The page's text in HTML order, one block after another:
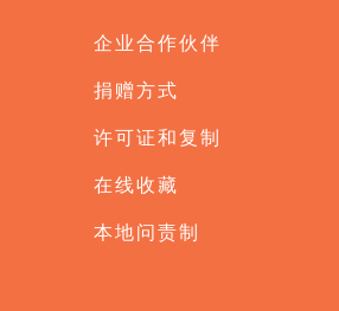
企业合作伙伴
捐赠方式
许可证和复制
在线收藏
本地问责制